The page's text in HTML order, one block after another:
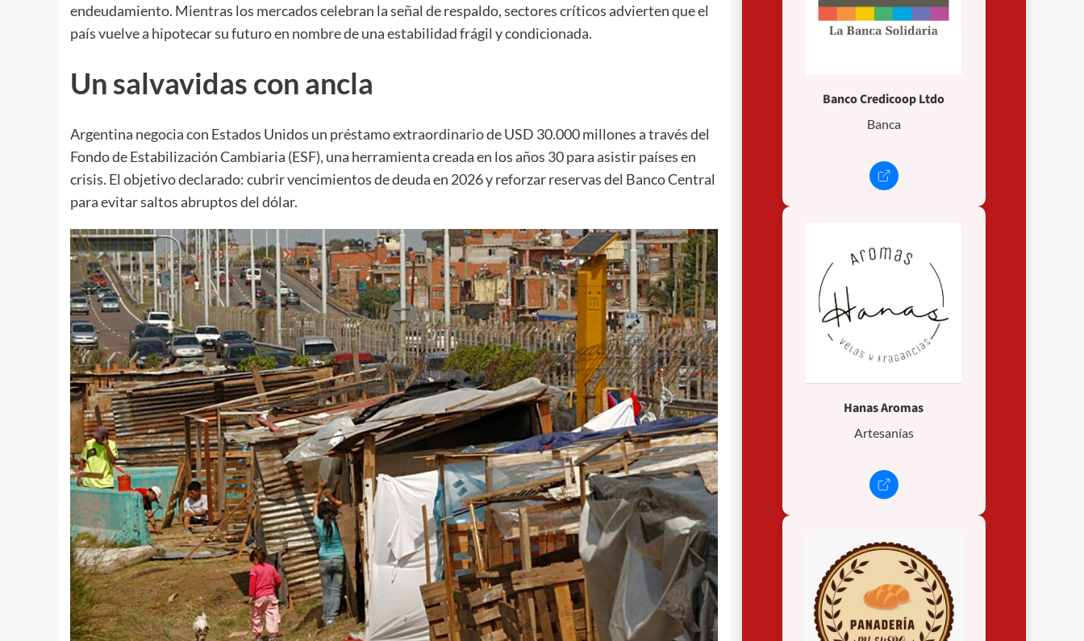
endeudamiento. Mientras los mercados celebran la señal de respaldo, sectores críticos advierten que el
país vuelve a hipotecar su futuro en nombre de una estabilidad frágil y condicionada.
Un salvavidas con ancla
Argentina negocia con Estados Unidos un préstamo extraordinario de USD 30.000 millones a través del
Fondo de Estabilización Cambiaria (ESF), una herramienta creada en los años 30 para asistir países en
crisis. El objetivo declarado: cubrir vencimientos de deuda en 2026 y reforzar reservas del Banco Central
para evitar saltos abruptos del dólar.
Banco Credicoop Ltdo
Banca
Hanas Aromas
Artesanías